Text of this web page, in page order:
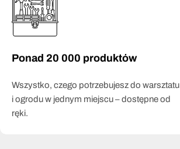
Ponad 20 000 produktów
Wszystko, czego potrzebujesz do warsztatu
i ogrodu w jednym miejscu – dostępne od
ręki.